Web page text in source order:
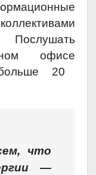
Послушать
офисе
20
что
—